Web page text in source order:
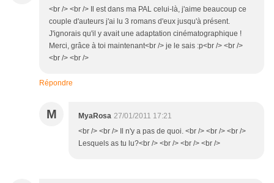
<br /> <br /> Il est dans ma PAL celui-là, j'aime beaucoup ce
couple d'auteurs j'ai lu 3 romans d'eux jusqu'à présent.
J'ignorais qu'il y avait une adaptation cinématographique !
Merci, grâce à toi maintenant<br /> je le sais :p<br /> <br />
<br /> <br />
Répondre
M MyaRosa 27/01/2011 17:21
<br /> <br /> Il n'y a pas de quoi. <br /> <br /> <br />
Lesquels as tu lu?<br /> <br /> <br /> <br />